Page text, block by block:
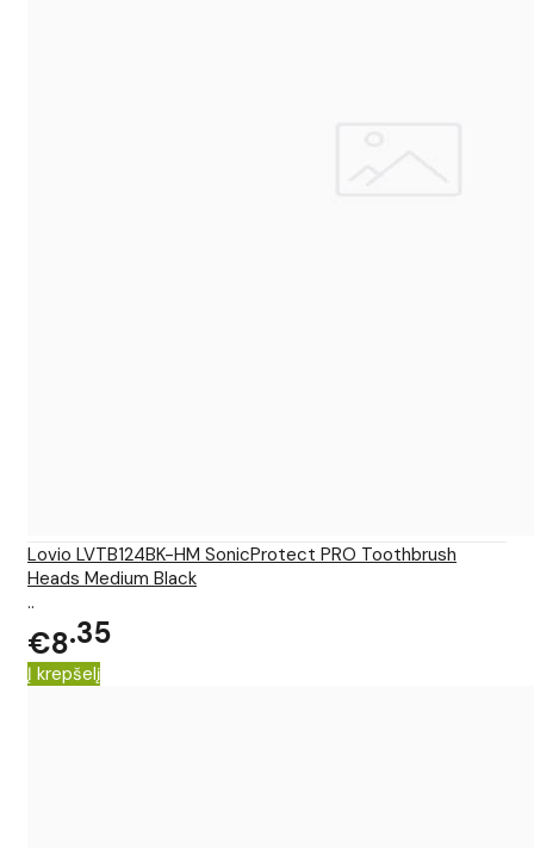
Lovio LVTB124BK-HM SonicProtect PRO Toothbrush
Heads Medium Black
..
€8 35
Į krepšelį